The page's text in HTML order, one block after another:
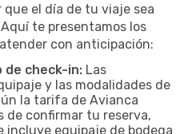
el día de tu viaje sea
te presentamos los
con anticipación:
de check-in: Las
y las modalidades de
la tarifa de Avianca
de confirmar tu reserva,
equipaje de bodega